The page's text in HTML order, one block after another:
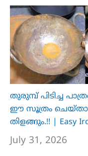
തുരുമ്പ് പിടിച്ച
ഈ സൂത്രം
തിളങ്ങും.!! | Easy
July 31, 2026